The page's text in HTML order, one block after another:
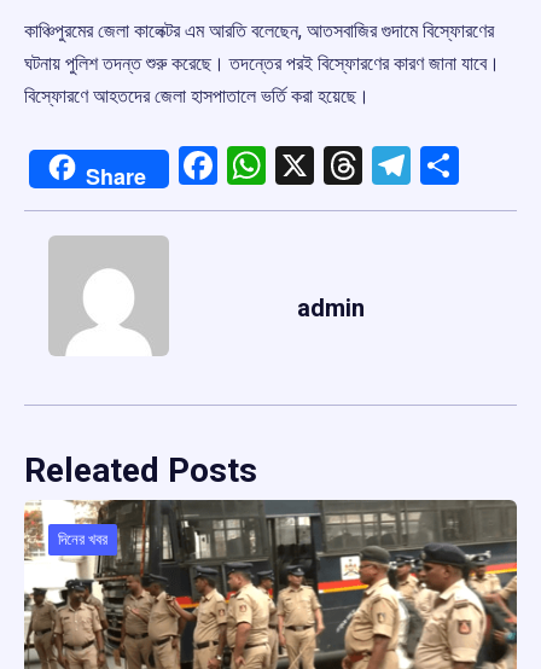
কাঞ্চিপুরমের জেলা কালেক্টর এম আরতি বলেছেন, আতসবাজির গুদামে বিস্ফোরণের
ঘটনায় পুলিশ তদন্ত শুরু করেছে। তদন্তের পরই বিস্ফোরণের কারণ জানা যাবে।
বিস্ফোরণে আহতদের জেলা হাসপাতালে ভর্তি করা হয়েছে।
Share Facebook
WhatsApp
X Threads
admin
Releated Posts
দিনের খবর